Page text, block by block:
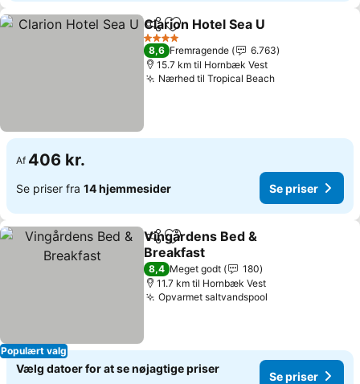
Del Føj til favoritter
Clarion Hotel Sea U
4 Stjerner
8,6 Fremragende
6.763
15.7 km til Hornbæk Vest
Nærhed til Tropical Beach
Af 406 kr.
Se priser fra 14 hjemmesider Se priser
Populært valg
Del Føj til favoritter
Vingårdens Bed &
Breakfast
8,4 Meget godt
180
11.7 km til Hornbæk Vest
Opvarmet saltvandspool
Vælg datoer for at se nøjagtige priser
Se priser